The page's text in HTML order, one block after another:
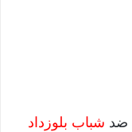
ضد شباب بلوزداد